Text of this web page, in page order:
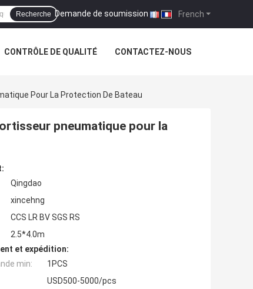
French
Demande de soumission |
Recherche
CONTRÔLE DE QUALITÉ CONTACTEZ-NOUS
Pour La Protection De Bateau
pneumatique pour la
Qingdao
xincehng
CCS LR BV SGS RS
2.5*4.0m
et expédition:
min:
1PCS
USD500-5000/pcs